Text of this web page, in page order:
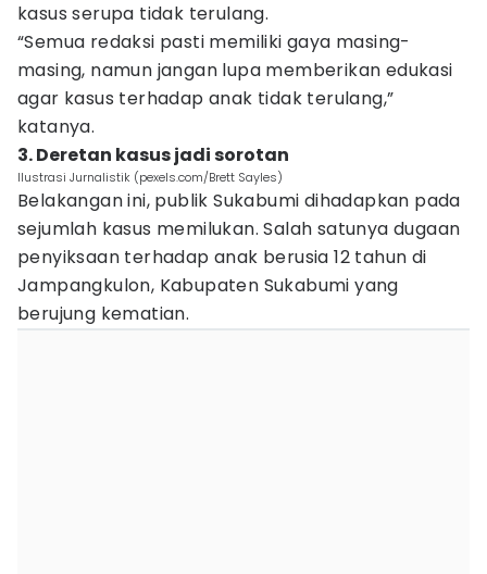
kasus serupa tidak terulang.
“Semua redaksi pasti memiliki gaya masing-
masing, namun jangan lupa memberikan edukasi
agar kasus terhadap anak tidak terulang,”
katanya.
3. Deretan kasus jadi sorotan
Ilustrasi Jurnalistik (pexels.com/Brett Sayles)
Belakangan ini, publik Sukabumi dihadapkan pada
sejumlah kasus memilukan. Salah satunya dugaan
penyiksaan terhadap anak berusia 12 tahun di
Jampangkulon, Kabupaten Sukabumi yang
berujung kematian.